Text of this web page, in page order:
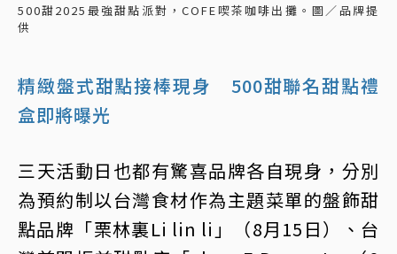
500甜2025最強甜點派對，COFE喫茶咖啡出攤。圖／品牌提
供
精緻盤式甜點接棒現身 500甜聯名甜點禮
盒即將曝光
三天活動日也都有驚喜品牌各自現身，分別
為預約制以台灣食材作為主題菜單的盤飾甜
點品牌「栗林裏Li lin li」（8月15日）、台